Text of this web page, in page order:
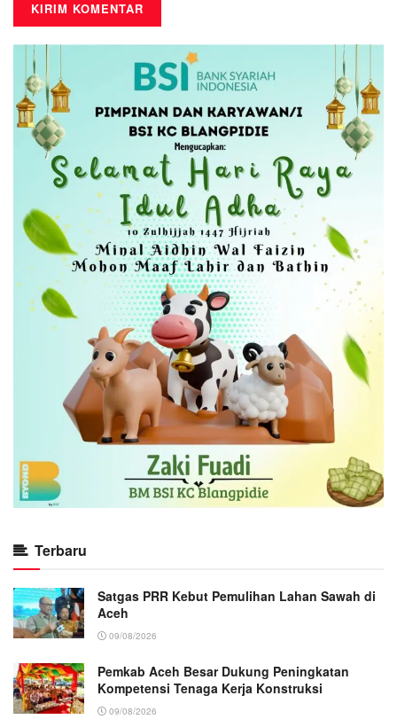
Terbaru
Satgas PRR Kebut Pemulihan Lahan Sawah di
Aceh
09/08/2026
Pemkab Aceh Besar Dukung Peningkatan
Kompetensi Tenaga Kerja Konstruksi
09/08/2026